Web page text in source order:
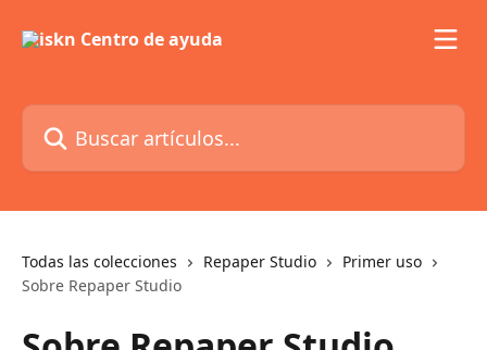
Buscar artículos...
Todas las colecciones Repaper Studio
Primer uso
Sobre Repaper Studio